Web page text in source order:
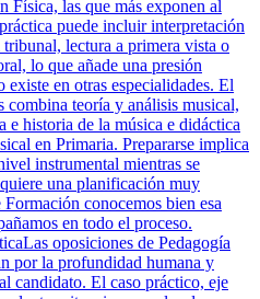
Física, las que más exponen al
puede incluir interpretación
lectura a primera vista o
lo que añade una presión
existe en otras especialidades. El
combina teoría y análisis musical,
e historia de la música e didáctica
en Primaria. Prepararse implica
instrumental mientras se
una planificación muy
conocemos bien esa
en todo el proceso.
Las oposiciones de Pedagogía
por la profundidad humana y
candidato. El caso práctico, eje